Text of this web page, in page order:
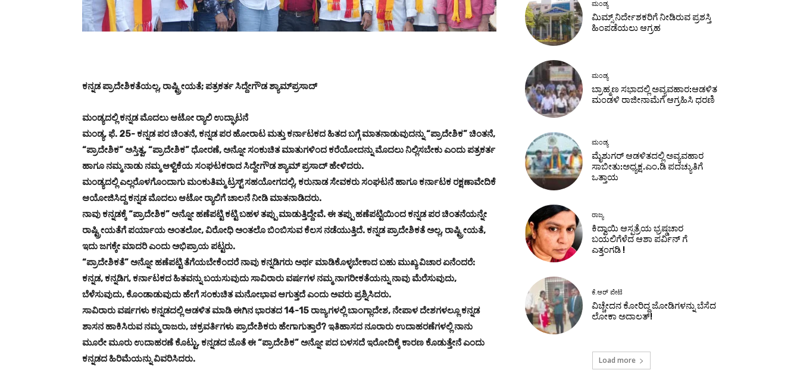
ಕನ್ನಡ ಪ್ರಾದೇಶಿಕತೆಯಲ್ಲ, ರಾಷ್ಟ್ರೀಯತೆ; ಪತ್ರಕರ್ತ ಸಿದ್ದೇಗೌಡ ಶ್ಯಾಮ್‌ಪ್ರಸಾದ್
ಮಂಡ್ಯದಲ್ಲಿ ಕನ್ನಡ ಮೊದಲು ಆಟೋ ರ್‍ಯಾಲಿ ಉದ್ಘಾಟನೆ
ಮಂಡ್ಯ, ಫೆ. 25- ಕನ್ನಡ ಪರ ಚಿಂತನೆ, ಕನ್ನಡ ಪರ ಹೋರಾಟ ಮತ್ತು ಕರ್ನಾಟಕದ ಹಿತದ ಬಗ್ಗೆ ಮಾತನಾಡುವುದನ್ನು “ಪ್ರಾದೇಶಿಕ” ಚಿಂತನೆ,
“ಪ್ರಾದೇಶಿಕ” ಅಸ್ತಿತ್ವ, “ಪ್ರಾದೇಶಿಕ” ಧೋರಣೆ, ಅನ್ನೋ ಸಂಕುಚಿತ ಮಾತುಗಳಿಂದ ಕರೆಯೋದನ್ನು ಮೊದಲು ನಿಲ್ಲಿಸಬೇಕು ಎಂದು ಪತ್ರಕರ್ತ
ಹಾಗೂ ನಮ್ಮ ನಾಡು ನಮ್ಮ ಆಳ್ವಿಕೆಯ ಸಂಘಟಕರಾದ ಸಿದ್ದೇಗೌಡ ಶ್ಯಾಮ್‌ ಪ್ರಸಾದ್‌ ಹೇಳಿದರು.
ಮಂಡ್ಯದಲ್ಲಿ ಎಲ್ಲರೊಳಗೊಂದಾಗು ಮಂಕುತಿಮ್ಮ ಟ್ರಸ್ಟ್‌ ಸಹಯೋಗದಲ್ಲಿ, ಕರುನಾಡ ಸೇವಕರು ಸಂಘಟನೆ ಹಾಗೂ ಕರ್ನಾಟಕ ರಕ್ಷಣಾವೇದಿಕೆ
ಆಯೋಜಿಸಿದ್ದ ಕನ್ನಡ ಮೊದಲು ಆಟೋ ರ್‍ಯಾಲಿಗೆ ಚಾಲನೆ ನೀಡಿ ಮಾತನಾಡಿದರು.
ನಾವು ಕನ್ನಡಕ್ಕೆ “ಪ್ರಾದೇಶಿಕ” ಅನ್ನೋ ಹಣೆಪಟ್ಟಿ ಕಟ್ಟಿ ಬಹಳ ತಪ್ಪು ಮಾಡುತ್ತಿದ್ದೇವೆ. ಈ ತಪ್ಪು ಹಣೆಪಟ್ಟಿಯಿಂದ ಕನ್ನಡ ಪರ ಚಿಂತನೆಯನ್ನೇ
ರಾಷ್ಟ್ರೀಯತೆಗೆ ಪರ್ಯಾಯ ಅಂತಲೋ, ವಿರೋಧಿ ಅಂತಲೊ ಬಿಂಬಿಸುವ ಕೆಲಸ ನಡೆಯುತ್ತಿದೆ. ಕನ್ನಡ ಪ್ರಾದೇಶಿಕತೆ ಅಲ್ಲ, ರಾಷ್ಟ್ರೀಯತೆ,
ಇದು ಜಗಕ್ಕೇ ಮಾದರಿ ಎಂದು ಅಭಿಪ್ರಾಯ ಪಟ್ಟರು.
“ಪ್ರಾದೇಶಿಕತೆ” ಅನ್ನೋ ಹಣೆಪಟ್ಟಿ ತೆಗೆಯಬೇಕೆಂದರೆ ನಾವು ಕನ್ನಡಿಗರು ಅರ್ಥ ಮಾಡಿಕೊಳ್ಳಬೇಕಾದ ಬಹು ಮುಖ್ಯ ವಿಚಾರ ಏನೆಂದರೆ:
ಕನ್ನಡ, ಕನ್ನಡಿಗ, ಕರ್ನಾಟಕದ ಹಿತವನ್ನು ಬಯಸುವುದು ಸಾವಿರಾರು ವರ್ಷಗಳ ನಮ್ಮ ನಾಗರೀಕತೆಯನ್ನು ನಾವು ಮೆರೆಸುವುದು,
ಬೆಳೆಸುವುದು, ಕೊಂಡಾಡುವುದು ಹೇಗೆ ಸಂಕುಚಿತ ಮನೋಭಾವ ಆಗುತ್ತದೆ ಎಂದು ಅವರು ಪ್ರಶ್ನಿಸಿದರು.
ಸಾವಿರಾರು ವರ್ಷಗಳು ಕನ್ನಡದಲ್ಲಿ ಆಡಳಿತ ಮಾಡಿ ಈಗಿನ ಭಾರತದ 14-15 ರಾಜ್ಯಗಳಲ್ಲಿ ಬಾಂಗ್ಲಾದೇಶ, ನೇಪಾಳ ದೇಶಗಳಲ್ಲೂ ಕನ್ನಡ
ಶಾಸನ ಹಾಕಿಸಿರುವ ನಮ್ಮ ರಾಜರು, ಚಕ್ರವರ್ತಿಗಳು ಪ್ರಾದೇಶಿಕರು ಹೇಗಾಗುತ್ತಾರೆ? ಇತಿಹಾಸದ ನೂರಾರು ಉದಾಹರಣೆಗಳಲ್ಲಿ ನಾನು
ಮೂರೇ ಮೂರು ಉದಾಹರಣೆ ಕೊಟ್ಟು, ಕನ್ನಡದ ಜೊತೆ ಈ “ಪ್ರಾದೇಶಿಕ” ಅನ್ನೋ ಪದ ಬಳಸದೆ ಇರೋದಿಕ್ಕೆ ಕಾರಣ ಕೊಡುತ್ತೇನೆ ಎಂದು
ಕನ್ನಡದ ಹಿರಿಮೆಯನ್ನು ವಿವರಿಸಿದರು.
ಮಂಡ್ಯ
ಮಿಮ್ಸ್ ನಿರ್ದೇಶಕರಿಗೆ ನೀಡಿರುವ ಪ್ರಶಸ್ತಿ
ಹಿಂಪಡೆಯಲು ಆಗ್ರಹ
ಮಂಡ್ಯ
ಬ್ರಾಹ್ಮಣ ಸಭಾದಲ್ಲಿ ಅವ್ಯವಹಾರ:ಆಡಳಿತ
ಮಂಡಳಿ ರಾಜೀನಾಮೆಗೆ ಆಗ್ರಹಿಸಿ ಧರಣಿ
ಮಂಡ್ಯ
ಮೈಶುಗರ್ ಆಡಳಿತದಲ್ಲಿ ಅವ್ಯವಹಾರ
ಸಾಬೀತು:ಅಧ್ಯಕ್ಷ.ಎಂ.ಡಿ ಪದಚ್ಯುತಿಗೆ
ಒತ್ತಾಯ
ರಾಜ್ಯ
ಕಿದ್ವಾಯಿ ಆಸ್ಪತ್ರೆಯ ಭ್ರಷ್ಡಚಾರ
ಬಯಲಿಗೆಳೆದ ಆಶಾ ಪರ್ವಿನ್ ಗೆ
ಎತ್ತಂಗಡಿ !
ಕೆ.ಆರ್ ಪೇಟೆ
ವಿಚ್ಚೇದನ ಕೋರಿದ್ದ ಜೋಡಿಗಳನ್ನು ಬೆಸೆದ
ಲೋಕಾ ಅದಾಲತ್!
Load more